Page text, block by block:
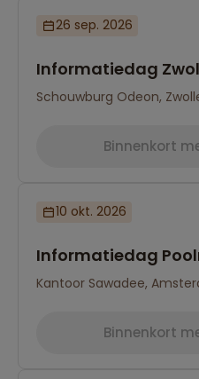
26 sep. 2026
Informatiedag
Schouwburg Odeon,
Binnenkort
10 okt. 2026
Informatiedag
Kantoor Sawadee,
Binnenkort